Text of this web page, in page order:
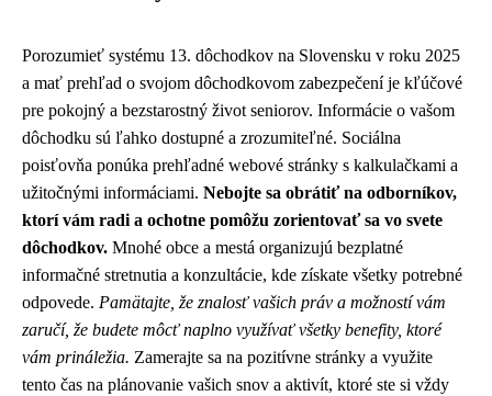
Porozumieť systému 13. dôchodkov na Slovensku v roku 2025
a mať prehľad o svojom dôchodkovom zabezpečení je kľúčové
pre pokojný a bezstarostný život seniorov. Informácie o vašom
dôchodku sú ľahko dostupné a zrozumiteľné. Sociálna
poisťovňa ponúka prehľadné webové stránky s kalkulačkami a
užitočnými informáciami. Nebojte sa obrátiť na odborníkov,
ktorí vám radi a ochotne pomôžu zorientovať sa vo svete
dôchodkov. Mnohé obce a mestá organizujú bezplatné
informačné stretnutia a konzultácie, kde získate všetky potrebné
odpovede. Pamätajte, že znalosť vašich práv a možností vám
zaručí, že budete môcť naplno využívať všetky benefity, ktoré
vám prináležia. Zamerajte sa na pozitívne stránky a využite
tento čas na plánovanie vašich snov a aktivít, ktoré ste si vždy